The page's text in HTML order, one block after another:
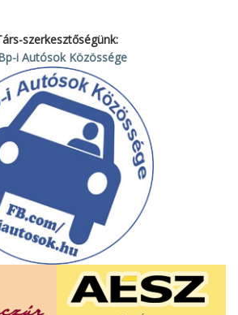
szerkesztőségünk:
i Autósok Közössége